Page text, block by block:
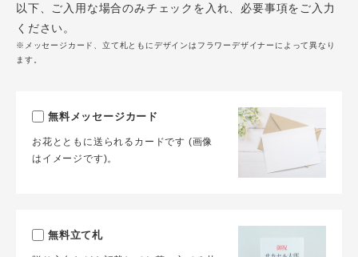
以下、ご入用な場合のみチェックを入れ、必要事項をご入力
ください。
※メッセージカード、立て札ともにデザインはフラワーデザイナーによって異なり
ます。
無料メッセージカード
お花とともに送られるカードです (画像
はイメージです)。
無料立て札